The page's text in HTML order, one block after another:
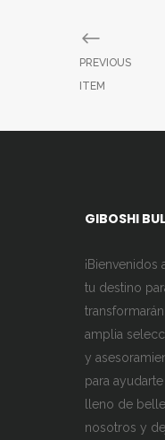
PREVIOUS
ITEM
GIBOSHI
tu destino
amplia
y
para
lleno de
nosotros y